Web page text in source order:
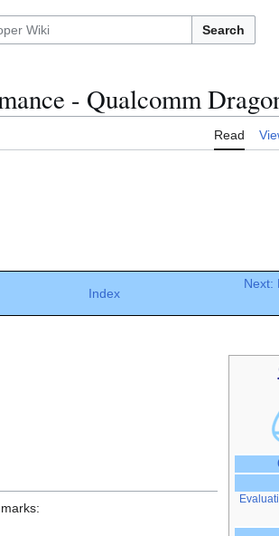
Search
- Qualcomm
Read
Index
Next: